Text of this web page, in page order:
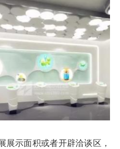
展示面积或者开辟洽谈区，